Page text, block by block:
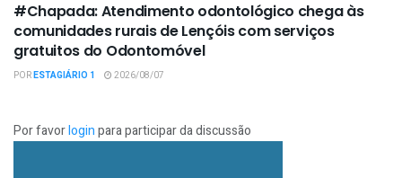
#Chapada: Atendimento odontológico chega às
comunidades rurais de Lençóis com serviços
gratuitos do Odontomóvel
PORESTAGIÁRIO 1 2026/08/07
Por favorloginpara participar da discussão